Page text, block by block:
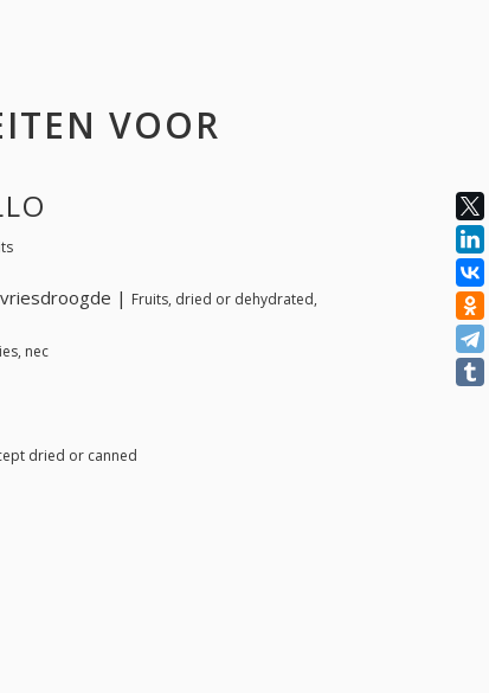
VOOR
| Fruits, dried or dehydrated,
nec
dried or canned